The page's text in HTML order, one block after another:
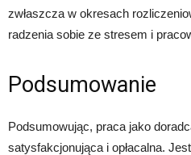
zwłaszcza w okresach
radzenia sobie ze stresem i
Podsumowanie
Podsumowując, praca jako
satysfakcjonująca i opłacalna.